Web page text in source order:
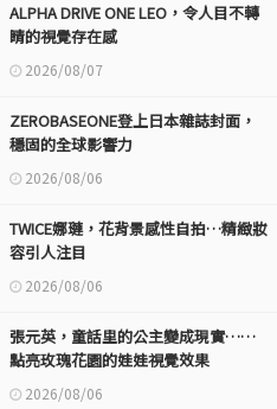
ALPHA DRIVE ONE LEO，令人目不轉
睛的視覺存在感
2026/08/07
ZEROBASEONE登上日本雜誌封面，
穩固的全球影響力
2026/08/06
TWICE娜璉，花背景感性自拍…精緻妝
容引人注目
2026/08/06
張元英，童話里的公主變成現實……
點亮玫瑰花園的娃娃視覺效果
2026/08/06